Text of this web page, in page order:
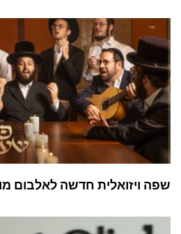
שפה ויזואלית חדשה לאלבום